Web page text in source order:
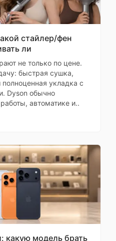
потребительский
Android
Android 15
IPS
144 Гц
13 Мп
- Вес
стайлер/фен
ли
не только по цене.
быстрая сушка,
полноценная укладка с
Dyson обычно
автоматике и..
какую модель брать